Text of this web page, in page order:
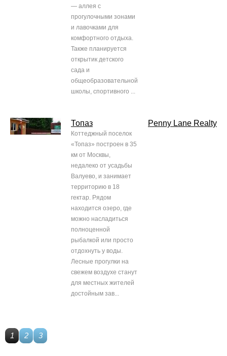
— аллея с
прогулочными зонами
и лавочками для
комфортного отдыха.
Также планируется
открытик детского
сада и
общеобразовательной
школы, спортивного ...
Топаз
Коттеджный поселок
«Топаз» построен в 35
км от Москвы,
недалеко от усадьбы
Валуево, и занимает
территорию в 18
гектар. Рядом
находится озеро, где
можно насладиться
полноценной
рыбалкой или просто
отдохнуть у воды.
Лесные прогулки на
свежем воздухе станут
для местных жителей
достойным зав...
Penny Lane Realty
1 2 3